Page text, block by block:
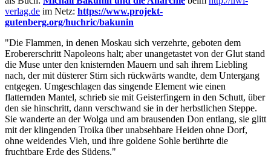
verlag.de im Netz: https://www.projekt-
gutenberg.org/huchric/bakunin
"Die Flammen, in denen Moskau sich verzehrte, geboten dem
Erobererschritt Napoleons halt; aber unangetastet von der Glut stand
die Muse unter den knisternden Mauern und sah ihrem Liebling
nach, der mit düsterer Stirn sich rückwärts wandte, dem Untergang
entgegen. Umgeschlagen das singende Element wie einen
flatternden Mantel, schrieb sie mit Geisterfingern in den Schutt, über
den sie hinschritt, dann verschwand sie in der herbstlichen Steppe.
Sie wanderte an der Wolga und am brausenden Don entlang, sie glitt
mit der klingenden Troika über unabsehbare Heiden ohne Dorf,
ohne weidendes Vieh, und ihre goldene Sohle berührte die
fruchtbare Erde des Südens."